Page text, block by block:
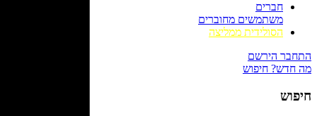
חברים
משתמשים מחוברים
הסולידית ממליצה
התחבר הירשם
מה חדש? חיפוש
חיפוש